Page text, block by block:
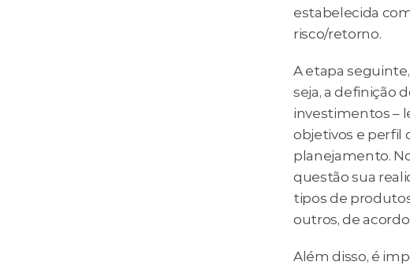
estabelecida
risco/retorno.
A etapa
seja, a definição
investimentos –
objetivos e perfil
planejamento.
questão sua
tipos de
outros, de
Além disso, é